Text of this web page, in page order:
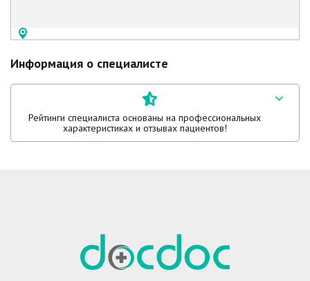
Информация о специалисте
Рейтинги специалиста основаны на профессиональных
характеристиках и отзывах пациентов!